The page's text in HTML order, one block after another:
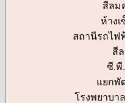
สีลม
ห้าง
สถานีรถไฟ
สี
ซี.พี
แยกพั
โรงพยาบา